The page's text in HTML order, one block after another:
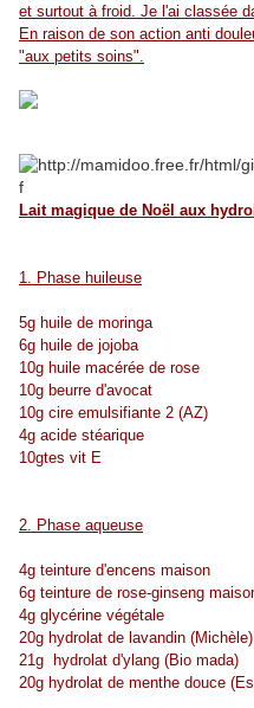
et surtout à froid. Je l'ai classée
En raison de son action anti
"aux petits soins".
Lait magique de Noël aux
1. Phase huileuse
5g huile de moringa
6g huile de jojoba
10g huile macérée de rose
10g beurre d'avocat
10g cire emulsifiante 2 (AZ)
4g acide stéarique
10gtes vit E
2. Phase aqueuse
4g teinture d'encens maison
6g teinture de rose-ginseng
4g glycérine végétale
20g hydrolat de lavandin (Michèle)
21g hydrolat d'ylang (Bio mada)
20g hydrolat de menthe douce